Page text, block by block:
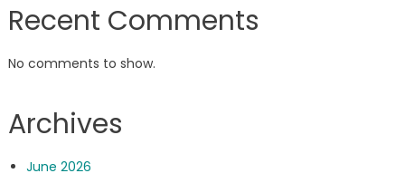
Recent Comments
No comments to show.
Archives
June 2026